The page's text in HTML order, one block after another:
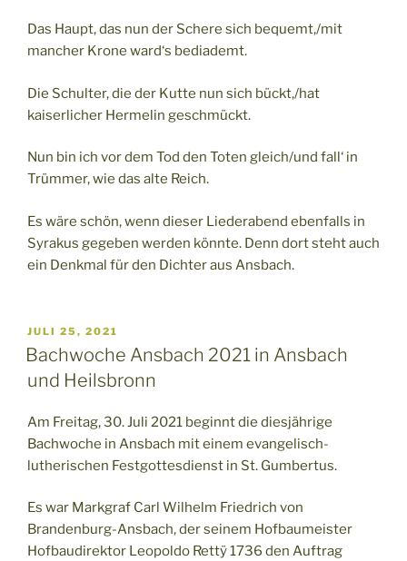
Das Haupt, das nun der Schere sich bequemt,/mit
mancher Krone ward‘s bediademt.
Die Schulter, die der Kutte nun sich bückt,/hat
kaiserlicher Hermelin geschmückt.
Nun bin ich vor dem Tod den Toten gleich/und fall‘ in
Trümmer, wie das alte Reich.
Es wäre schön, wenn dieser Liederabend ebenfalls in
Syrakus gegeben werden könnte. Denn dort steht auch
ein Denkmal für den Dichter aus Ansbach.
VERÖFFENTLICHT
AM
JULI 25, 2021
Bachwoche Ansbach 2021 in Ansbach
und Heilsbronn
Am Freitag, 30. Juli 2021 beginnt die diesjährige
Bachwoche in Ansbach mit einem evangelisch-
lutherischen Festgottesdienst in St. Gumbertus.
Es war Markgraf Carl Wilhelm Friedrich von
Brandenburg-Ansbach, der seinem Hofbaumeister
Hofbaudirektor Leopoldo Rettÿ 1736 den Auftrag